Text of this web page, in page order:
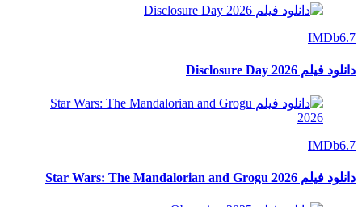
IMDb6.7
دانلود فیلم Disclosure Day 2026
IMDb6.7
دانلود فیلم Star Wars: The Mandalorian and Grogu 2026